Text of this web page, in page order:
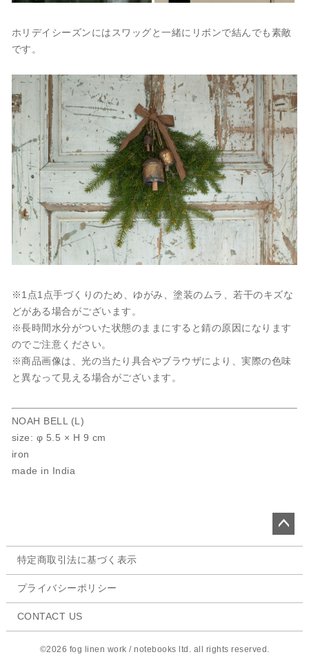
ホリデイシーズンにはスワッグと一緒にリボンで結んでも素敵
です。
※1点1点手づくりのため、ゆがみ、塗装のムラ、若干のキズな
どがある場合がございます。
※長時間水分がついた状態のままにすると錆の原因になります
のでご注意ください。
※商品画像は、光の当たり具合やブラウザにより、実際の色味
と異なって見える場合がございます。
NOAH BELL (L)
size: φ 5.5 × H 9 cm
iron
made in India
ペー
ップ
特定商取引法に基づく表示
プライバシーポリシー
CONTACT US
©2026 fog linen work / notebooks ltd. all rights reserved.